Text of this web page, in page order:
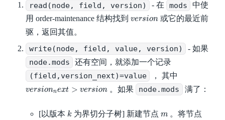
read(node, field, version) - 在 mods
中使
用 order-maintenance 结构找到version
version
或它的最近前
驱，返回其值。
write(node, field, value, version) - 如果
node.mods 还有空间，就添加一个记录
(field,version_next)=value ， 其中
versionnext > version
versionn xt>v er sion 。如果 node.mods 满了：
[以版本 k
k为界切分子树] 新建节点 m
m。将节点